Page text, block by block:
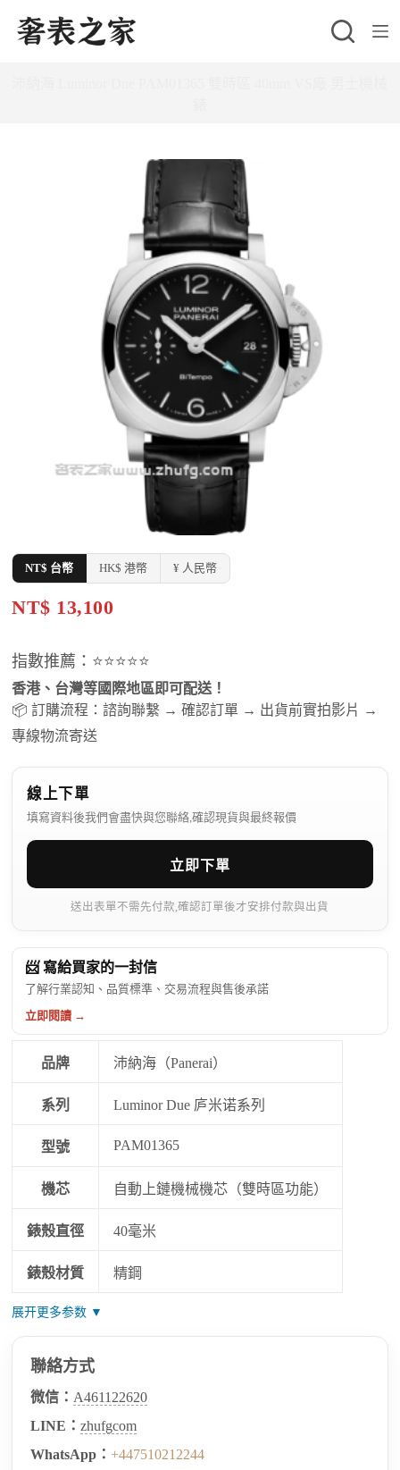
跳
至
NT$ 台幣 HK$ 港幣 ¥ 人民幣
NT$ 13,100
指數推薦：⭐⭐⭐⭐⭐
香港、台灣等國際地區即可配送！
📦 訂購流程：諮詢聯繫 → 確認訂單 → 出貨前實拍影片 →
專線物流寄送
線上下單
填寫資料後我們會盡快與您聯絡,確認現貨與最終報價
立即下單
送出表單不需先付款,確認訂單後才安排付款與出貨
📨 寫給買家的一封信
了解行業認知、品質標準、交易流程與售後承諾
立即閱讀 →
品牌 沛納海（Panerai）
系列 Luminor Due 庐米诺系列
型號 PAM01365
機芯 自動上鏈機械機芯（雙時區功能）
錶殼直徑 40毫米
錶殼材質 精鋼
展开更多参数 ▼
聯絡方式
微信： A461122620
LINE：zhufgcom
WhatsApp：+447510212244